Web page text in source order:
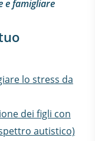
e famigliare
lo stress da
dei figli con
autistico)